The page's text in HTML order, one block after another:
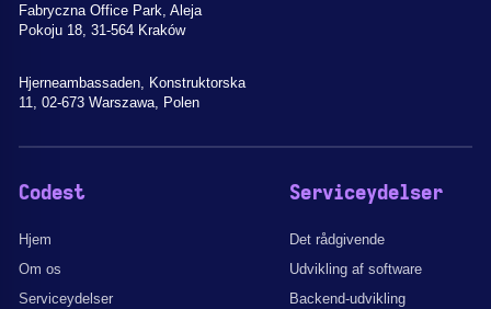
Fabryczna Office Park, Aleja
Pokoju 18, 31-564 Kraków
Hjerneambassaden, Konstruktorska
11, 02-673 Warszawa, Polen
Codest
Hjem
Om os
Serviceydelser
Serviceydelser
Det rådgivende
Udvikling af software
Backend-udvikling